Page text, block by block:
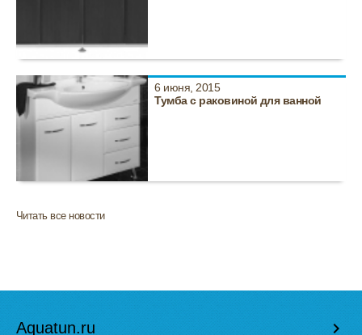
6 июня, 2015
Тумба с раковиной для ванной
Читать все новости
Aquatun.ru keyboard_arrow_right